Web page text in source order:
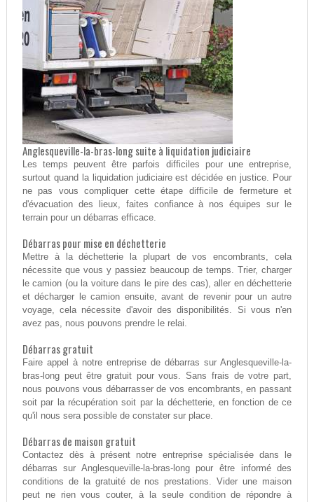
Anglesqueville-la-bras-long suite à liquidation judiciaire
Les temps peuvent être parfois difficiles pour une entreprise,
surtout quand la liquidation judiciaire est décidée en justice. Pour
ne pas vous compliquer cette étape difficile de fermeture et
d'évacuation des lieux, faites confiance à nos équipes sur le
terrain pour un débarras efficace.
Débarras pour mise en déchetterie
Mettre à la déchetterie la plupart de vos encombrants, cela
nécessite que vous y passiez beaucoup de temps. Trier, charger
le camion (ou la voiture dans le pire des cas), aller en déchetterie
et décharger le camion ensuite, avant de revenir pour un autre
voyage, cela nécessite d'avoir des disponibilités. Si vous n'en
avez pas, nous pouvons prendre le relai.
Débarras gratuit
Faire appel à notre entreprise de débarras sur Anglesqueville-la-
bras-long peut être gratuit pour vous. Sans frais de votre part,
nous pouvons vous débarrasser de vos encombrants, en passant
soit par la récupération soit par la déchetterie, en fonction de ce
qu'il nous sera possible de constater sur place.
Débarras de maison gratuit
Contactez dès à présent notre entreprise spécialisée dans le
débarras sur Anglesqueville-la-bras-long pour être informé des
conditions de la gratuité de nos prestations. Vider une maison
peut ne rien vous couter, à la seule condition de répondre à